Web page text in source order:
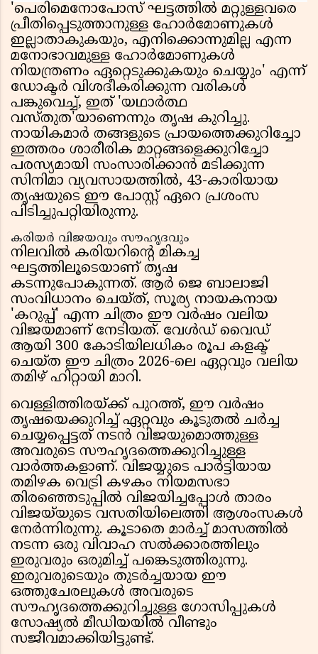
'പെരിമെനോപോസ് ഘട്ടത്തിൽ മറ്റുള്ളവരെ
പ്രീതിപ്പെടുത്താനുള്ള ഹോർമോണുകൾ
ഇല്ലാതാകുകയും, എനിക്കൊന്നുമില്ല എന്ന
മനോഭാവമുള്ള ഹോർമോണുകൾ
നിയന്ത്രണം ഏറ്റെടുക്കുകയും ചെയ്യും' എന്ന്
ഡോക്ടർ വിശദീകരിക്കുന്ന വരികൾ
പങ്കുവെച്ച്, ഇത് 'യഥാർത്ഥ
വസ്തുത'യാണെന്നും തൃഷ കുറിച്ചു.
നായികമാർ തങ്ങളുടെ പ്രായത്തെക്കുറിച്ചോ
ഇത്തരം ശാരീരിക മാറ്റങ്ങളെക്കുറിച്ചോ
പരസ്യമായി സംസാരിക്കാൻ മടിക്കുന്ന
സിനിമാ വ്യവസായത്തിൽ, 43-കാരിയായ
തൃഷയുടെ ഈ പോസ്റ്റ് ഏറെ പ്രശംസ
പിടിച്ചുപറ്റിയിരുന്നു.
കരിയർ വിജയവും സൗഹൃദവും
നിലവിൽ കരിയറിന്റെ മികച്ച
ഘട്ടത്തിലൂടെയാണ് തൃഷ
കടന്നുപോകുന്നത്. ആർ ജെ ബാലാജി
സംവിധാനം ചെയ്ത്, സൂര്യ നായകനായ
'കറുപ്പ്' എന്ന ചിത്രം ഈ വർഷം വലിയ
വിജയമാണ് നേടിയത്. വേൾഡ് വൈഡ്
ആയി 300 കോടിയിലധികം രൂപ കളക്ട്
ചെയ്ത ഈ ചിത്രം 2026-ലെ ഏറ്റവും വലിയ
തമിഴ് ഹിറ്റായി മാറി.
വെള്ളിത്തിരയ്ക്ക് പുറത്ത്, ഈ വർഷം
തൃഷയെക്കുറിച്ച് ഏറ്റവും കൂടുതൽ ചർച്ച
ചെയ്യപ്പെട്ടത് നടൻ വിജയുമൊത്തുള്ള
അവരുടെ സൗഹൃദത്തെക്കുറിച്ചുള്ള
വാർത്തകളാണ്. വിജയ്യുടെ പാർട്ടിയായ
തമിഴക വെട്രി കഴകം നിയമസഭാ
തിരഞ്ഞെടുപ്പിൽ വിജയിച്ചപ്പോൾ താരം
വിജയ്‌യുടെ വസതിയിലെത്തി ആശംസകൾ
നേർന്നിരുന്നു. കൂടാതെ മാർച്ച് മാസത്തിൽ
നടന്ന ഒരു വിവാഹ സൽക്കാരത്തിലും
ഇരുവരും ഒരുമിച്ച് പങ്കെടുത്തിരുന്നു.
ഇരുവരുടെയും തുടർച്ചയായ ഈ
ഒത്തുചേരലുകൾ അവരുടെ
സൗഹൃദത്തെക്കുറിച്ചുള്ള ഗോസിപ്പുകൾ
സോഷ്യൽ മീഡിയയിൽ വീണ്ടും
സജീവമാക്കിയിട്ടുണ്ട്.